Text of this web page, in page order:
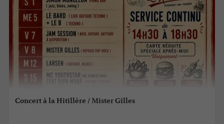
Concert à la Hitillère / Mister Gilles